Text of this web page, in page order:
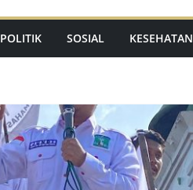
POLITIK SOSIAL KESEHATAN